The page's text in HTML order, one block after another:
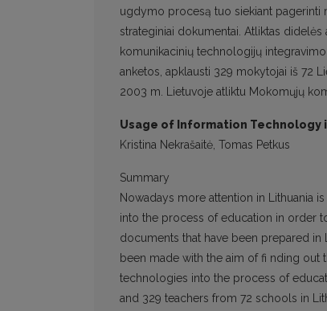
ugdymo procesą tuo siekiant pagerinti
strateginiai dokumentai. Atliktas
komunikacinių technologijų
anketos, apklausti 329 mokytojai iš 72
2003 m. Lietuvoje atliktu Mokomųjų
Usage of Information Technology
Kristina Nekrašaitė, Tomas Petkus
Summary
Nowadays more attention in Lithuania
into the process of education in order
documents that have been prepared in
been made with the aim of fi nding out
technologies into the process of
and 329 teachers from 72 schools in